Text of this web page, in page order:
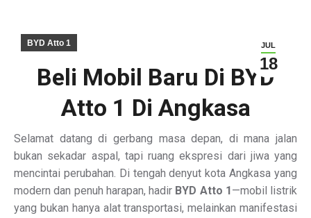
JUL
18
BYD Atto 1
Beli Mobil Baru Di BYD
Atto 1 Di Angkasa
Selamat datang di gerbang masa depan, di mana jalan
bukan sekadar aspal, tapi ruang ekspresi dari jiwa yang
mencintai perubahan. Di tengah denyut kota Angkasa yang
modern dan penuh harapan, hadir BYD Atto 1—mobil listrik
yang bukan hanya alat transportasi, melainkan manifestasi